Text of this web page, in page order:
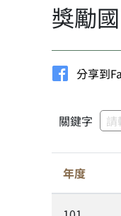
獎勵
分享到
關鍵字
年度